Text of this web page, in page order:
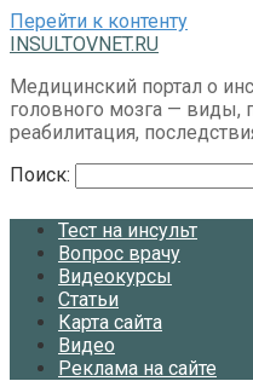
Перейти к контенту
INSULTOVNET.RU
Медицинский портал о
головного мозга — виды,
реабилитация,
Поиск:
Тест на инсульт
Вопрос врачу
Видеокурсы
Статьи
Карта сайта
Видео
Реклама на сайте